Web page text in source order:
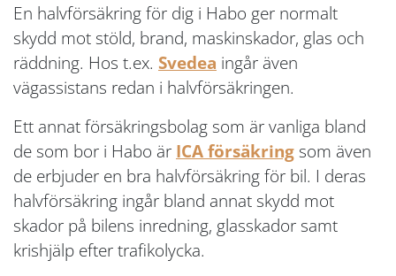
En halvförsäkring för dig i Habo ger normalt
skydd mot stöld, brand, maskinskador, glas och
räddning. Hos t.ex. Svedea ingår även
vägassistans redan i halvförsäkringen.
Ett annat försäkringsbolag som är vanliga bland
de som bor i Habo är ICA försäkring som även
de erbjuder en bra halvförsäkring för bil. I deras
halvförsäkring ingår bland annat skydd mot
skador på bilens inredning, glasskador samt
krishjälp efter trafikolycka.